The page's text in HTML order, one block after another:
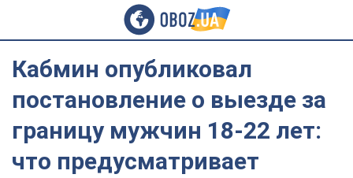
Кабмин опубликовал
постановление о выезде за
границу мужчин 18-22 лет:
что предусматривает